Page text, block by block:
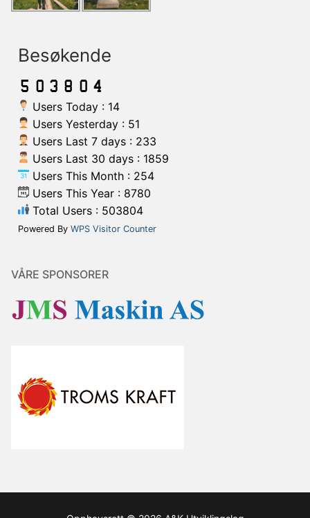
Besøkende
Users Today : 14
Users Yesterday : 51
Users Last 7 days : 233
Users Last 30 days : 1859
Users This Month : 254
Users This Year : 8780
Total Users : 503804
Powered By WPS Visitor Counter
VÅRE SPONSORER